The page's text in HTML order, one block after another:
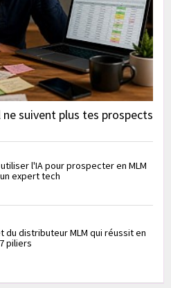
suivent plus tes prospects
l'IA pour prospecter en MLM
expert tech
du distributeur MLM qui réussit en
piliers